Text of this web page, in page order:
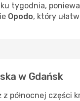
tygodnia,
Opodo, który
w Gdańsk
z północnej części